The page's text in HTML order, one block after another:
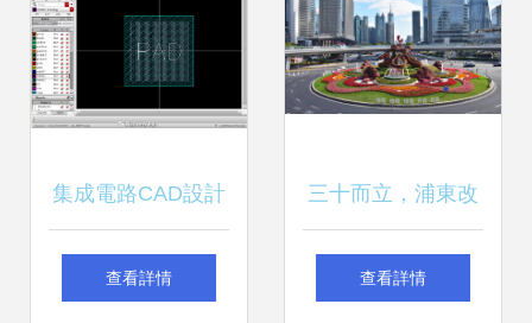
路設計
集成電路CAD設計
芯片焊盤與版圖布
查看詳情
三十而立，浦東改
革開放再出發 以集
查看詳情